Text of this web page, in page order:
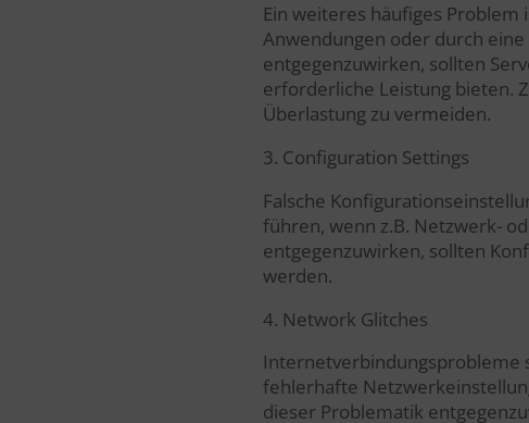
Ein weiteres häufiges Problem
Anwendungen oder durch
entgegenzuwirken, sollten
erforderliche Leistung bieten.
Überlastung zu vermeiden.
3. Configuration Settings
Falsche
führen, wenn z.B. Netzwerk-
entgegenzuwirken, sollten
werden.
4. Network Glitches
Internetverbindungsprobleme
fehlerhafte
dieser Problematik